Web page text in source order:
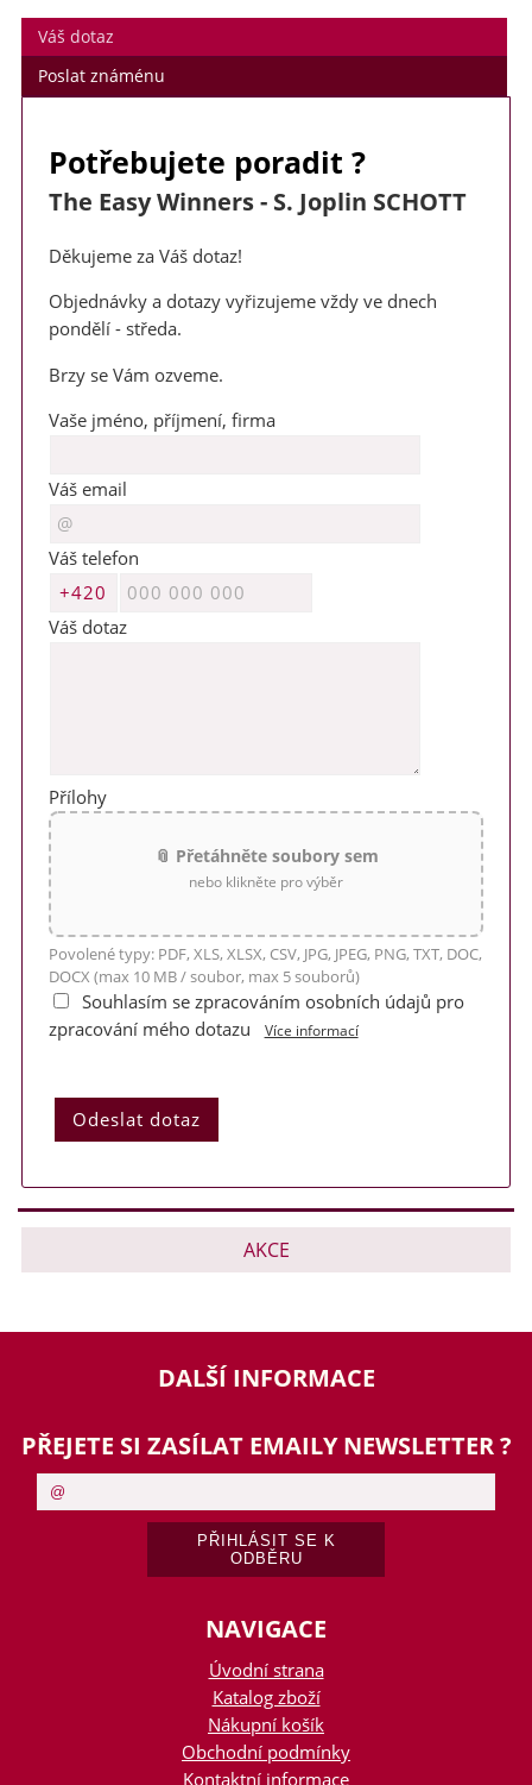
Váš dotaz
Poslat známénu
Potřebujete poradit ?
The Easy Winners - S. Joplin SCHOTT
Děkujeme za Váš dotaz!
Objednávky a dotazy vyřizujeme vždy ve dnech
pondělí - středa.
Brzy se Vám ozveme.
Vaše jméno, příjmení, firma
Váš email
Váš telefon
Váš dotaz
Přílohy
📎 Přetáhněte soubory sem
nebo klikněte pro výběr
Povolené typy: PDF, XLS, XLSX, CSV, JPG, JPEG, PNG, TXT, DOC,
DOCX (max 10 MB / soubor, max 5 souborů)
Souhlasím se zpracováním osobních údajů pro
zpracování mého dotazu
Více informací
AKCE
DALŠÍ INFORMACE
PŘEJETE SI ZASÍLAT EMAILY NEWSLETTER ?
NAVIGACE
Úvodní strana
Katalog zboží
Nákupní košík
Obchodní podmínky
Milí příznivci zobcové flétny,
v termínu 3. - 7. srpna 2026 jsem na táborě jako vedoucí. V
místě není signál. Veškeré objednávky a požadavky vyřídím po
tomto datu.